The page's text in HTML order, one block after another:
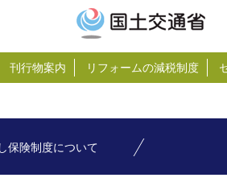
刊行物案内 リフォームの減税制度
保険制度について